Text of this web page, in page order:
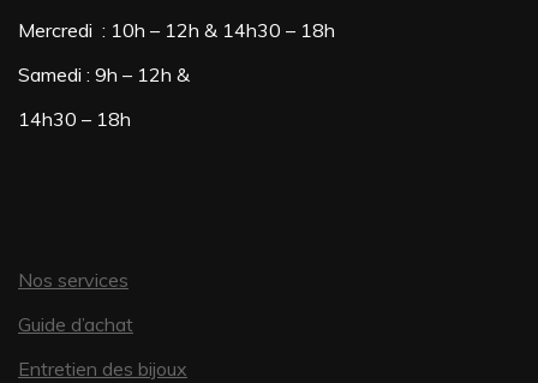
Mercredi : 10h – 12h & 14h30 – 18h
Samedi : 9h – 12h &
14h30 – 18h
Nos services
Guide d’achat
Entretien des bijoux